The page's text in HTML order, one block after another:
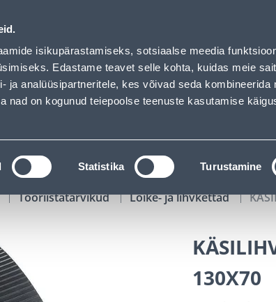
isikupärastamiseks, sotsiaalse meedia
Edastame teavet selle kohta, kuidas meie
ja analüüsipartneritele, kes võivad seda kombineerida
nad on kogunud teiepoolse teenuste kasutamise
Statistika Turustamine
Teenused Karjäärileht
OTSI
KATALOOGID TÖÖRIISTALAENUTUS
Tööriistatarvikud Lõike- ja lihvkettad
130X70